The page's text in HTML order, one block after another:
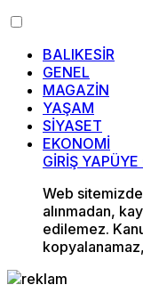
BALIKESİR
GENEL
MAGAZİN
YAŞAM
SİYASET
EKONOMİ
GİRİŞ YAPÜYE
Web
alınmadan,
edilemez.